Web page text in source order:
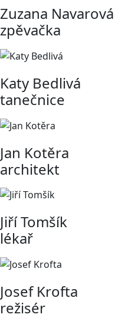
Zuzana Navarová
zpěvačka
Katy Bedlivá
tanečnice
Jan Kotěra
architekt
Jiří Tomšík
lékař
Josef Krofta
režisér